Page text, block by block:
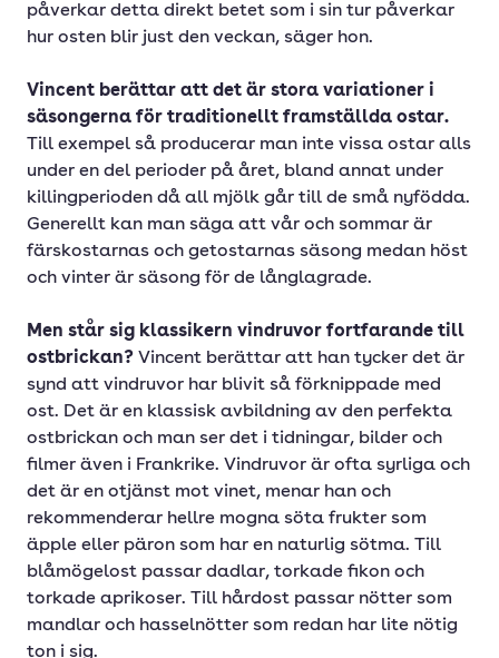
påverkar detta direkt betet som i sin tur påverkar
hur osten blir just den veckan, säger hon.
Vincent berättar att det är stora variationer i
säsongerna för traditionellt framställda ostar.
Till exempel så producerar man inte vissa ostar alls
under en del perioder på året, bland annat under
killingperioden då all mjölk går till de små nyfödda.
Generellt kan man säga att vår och sommar är
färskostarnas och getostarnas säsong medan höst
och vinter är säsong för de långlagrade.
Men står sig klassikern vindruvor fortfarande till
ostbrickan? Vincent berättar att han tycker det är
synd att vindruvor har blivit så förknippade med
ost. Det är en klassisk avbildning av den perfekta
ostbrickan och man ser det i tidningar, bilder och
filmer även i Frankrike. Vindruvor är ofta syrliga och
det är en otjänst mot vinet, menar han och
rekommenderar hellre mogna söta frukter som
äpple eller päron som har en naturlig sötma. Till
blåmögelost passar dadlar, torkade fikon och
torkade aprikoser. Till hårdost passar nötter som
mandlar och hasselnötter som redan har lite nötig
ton i sig.